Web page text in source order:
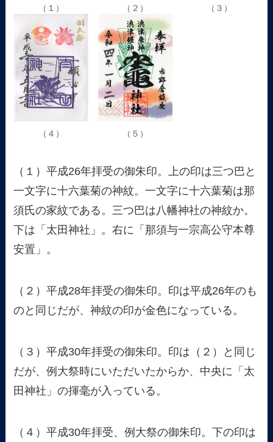
（１） （２） （３）
（４） （５）
（１）平成26年拝受の御朱印。上の印は三つ巴と
一文字に十六葉菊の神紋。一文字に十六葉菊は那
須氏の家紋である。三つ巴は八幡神社の神紋か。
下は「太田神社」。右に「那須与一宗高公守本尊
安置」。
（２）平成28年拝受の御朱印。印は平成26年のも
のと同じだが、神紋の印が金色になっている。
（３）平成30年拝受の御朱印。印は（２）と同じ
だが、例大祭時にいただいたからか、中央に「太
田神社」の揮毫が入っている。
（４）平成30年拝受、例大祭の御朱印。下の印は